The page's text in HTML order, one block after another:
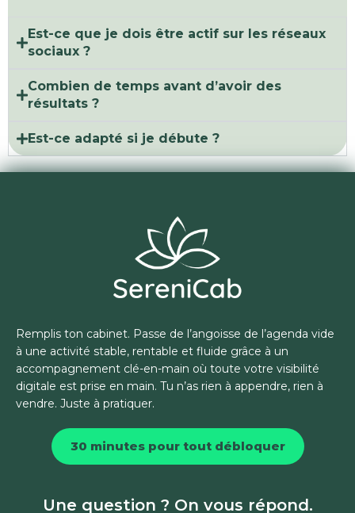
Est-ce que je dois être actif sur les réseaux
sociaux ?
Combien de temps avant d’avoir des
résultats ?
Est-ce adapté si je débute ?
Remplis ton cabinet. Passe de l’angoisse de l’agenda vide
à une activité stable, rentable et fluide grâce à un
accompagnement clé-en-main où toute votre visibilité
digitale est prise en main. Tu n’as rien à appendre, rien à
vendre. Juste à pratiquer.
30 minutes pour tout débloquer
Une question ? On vous répond.